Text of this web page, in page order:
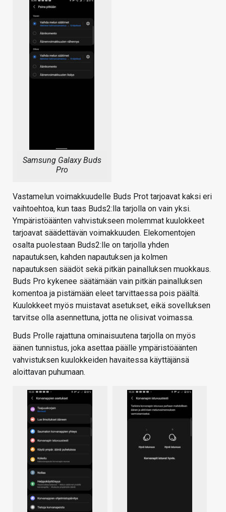
Samsung Galaxy Buds
Pro
Vastamelun voimakkuudelle Buds Prot tarjoavat kaksi eri
vaihtoehtoa, kun taas Buds2:lla tarjolla on vain yksi.
Ympäristöäänten vahvistukseen molemmat kuulokkeet
tarjoavat säädettävän voimakkuuden. Elekomentojen
osalta puolestaan Buds2:lle on tarjolla yhden
napautuksen, kahden napautuksen ja kolmen
napautuksen säädöt sekä pitkän painalluksen muokkaus.
Buds Pro kykenee säätämään vain pitkän painalluksen
komentoa ja pistämään eleet tarvittaessa pois päältä.
Kuulokkeet myös muistavat asetukset, eikä sovelluksen
tarvitse olla asennettuna, jotta ne olisivat voimassa.
Buds Prolle rajattuna ominaisuutena tarjolla on myös
äänen tunnistus, joka asettaa päälle ympäristöäänten
vahvistuksen kuulokkeiden havaitessa käyttäjänsä
aloittavan puhumaan.